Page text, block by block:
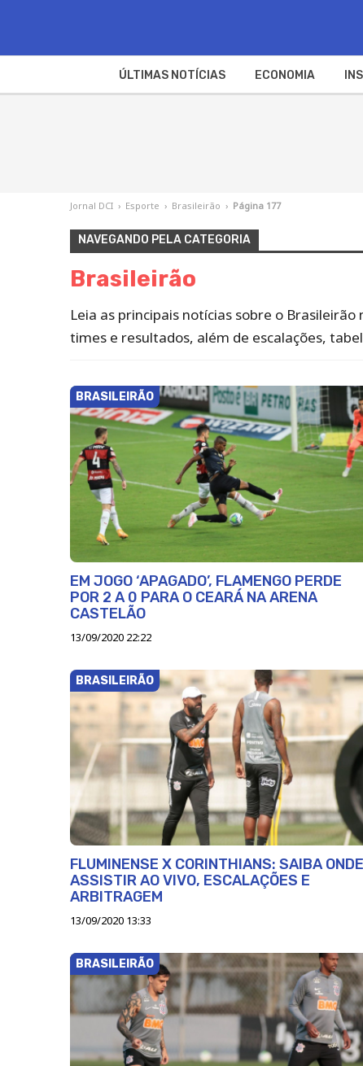
ÚLTIMAS NOTÍCIAS ECONOMIA
Jornal DCI › Esporte › Brasileirão › Página 177
NAVEGANDO PELA CATEGORIA
Brasileirão
Leia as principais notícias sobre o
times e resultados, além de escalações,
BRASILEIRÃO
EM JOGO ‘APAGADO’, FLAMENGO PERDE
POR 2 A 0 PARA O CEARÁ NA ARENA
CASTELÃO
13/09/2020 22:22
BRASILEIRÃO
FLUMINENSE X CORINTHIANS: SAIBA ONDE
ASSISTIR AO VIVO, ESCALAÇÕES E
ARBITRAGEM
13/09/2020 13:33
BRASILEIRÃO